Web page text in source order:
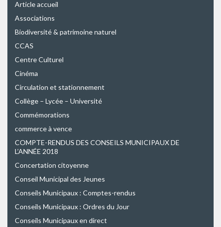
Article accueil
Associations
Biodiversité & patrimoine naturel
CCAS
Centre Culturel
Cinéma
Circulation et stationnement
Collège – Lycée – Université
Commémorations
commerce à vence
COMPTE-RENDUS DES CONSEILS MUNICIPAUX DE
L’ANNÉE 2018
Concertation citoyenne
Conseil Municipal des Jeunes
Conseils Municipaux : Comptes-rendus
Conseils Municipaux : Ordres du Jour
Conseils Municipaux en direct